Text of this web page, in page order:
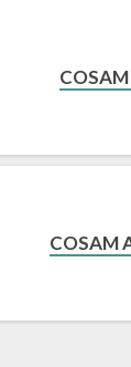
COSAM